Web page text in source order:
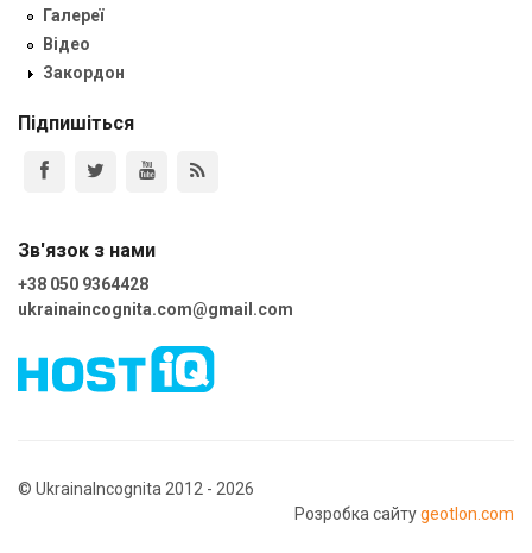
Галереї
Відео
Закордон
Підпишіться
Зв'язок з нами
+38 050 9364428
ukrainaincognita.com@gmail.com
© UkrainaIncognita 2012 - 2026
Розробка сайтуgeotlon.com